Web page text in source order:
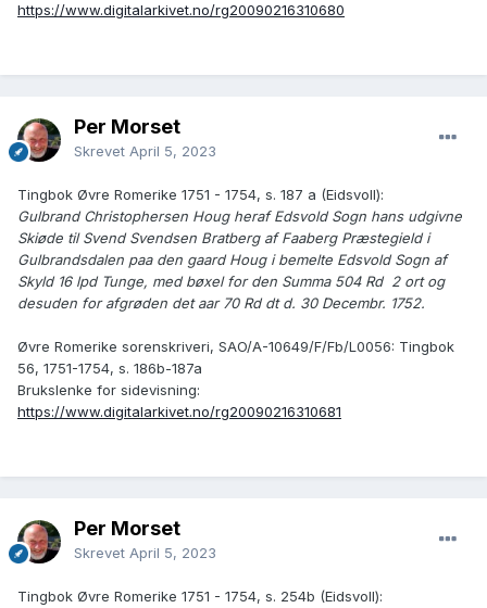
https://www.digitalarkivet.no/rg20090216310680
Per Morset
Skrevet April 5, 2023
Tingbok Øvre Romerike 1751 - 1754, s. 187 a (Eidsvoll):
Gulbrand Christophersen Houg heraf Edsvold Sogn hans udgivne
Skiøde til Svend Svendsen Bratberg af Faaberg Præstegield i
Gulbrandsdalen paa den gaard Houg i bemelte Edsvold Sogn af
Skyld 16 lpd Tunge, med bøxel for den Summa 504 Rd 2 ort og
desuden for afgrøden det aar 70 Rd dt d. 30 Decembr. 1752.
Øvre Romerike sorenskriveri, SAO/A-10649/F/Fb/L0056: Tingbok
56, 1751-1754, s. 186b-187a
Brukslenke for sidevisning:
https://www.digitalarkivet.no/rg20090216310681
Per Morset
Skrevet April 5, 2023
Tingbok Øvre Romerike 1751 - 1754, s. 254b (Eidsvoll):